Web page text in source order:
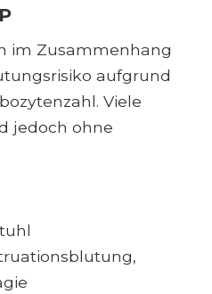
im Zusammenhang
aufgrund
Viele
jedoch ohne